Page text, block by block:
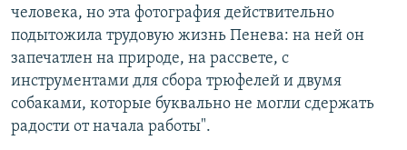
человека, но эта фотография действительно
подытожила трудовую жизнь Пенева: на ней он
запечатлен на природе, на рассвете, с
инструментами для сбора трюфелей и двумя
собаками, которые буквально не могли сдержать
радости от начала работы".